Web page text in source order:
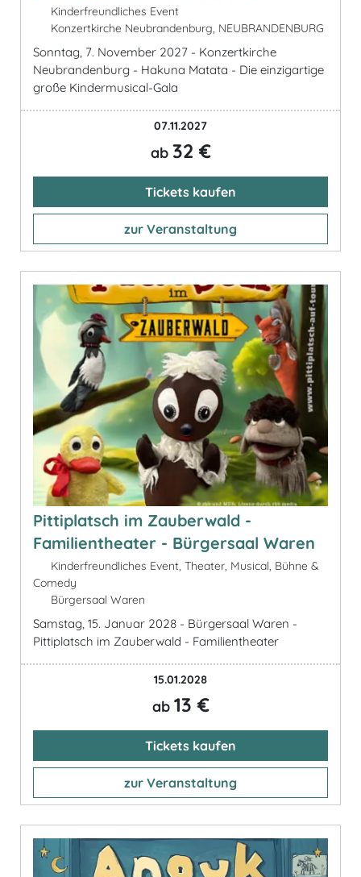
Kinderfreundliches Event
Konzertkirche Neubrandenburg, NEUBRANDENBURG
Sonntag, 7. November 2027 - Konzertkirche
Neubrandenburg - Hakuna Matata - Die einzigartige
große Kindermusical-Gala
07.11.2027
ab 32 €
Tickets kaufen
zur Veranstaltung
Pittiplatsch im Zauberwald -
Familientheater - Bürgersaal Waren
Kinderfreundliches Event, Theater, Musical, Bühne &
Comedy
Bürgersaal Waren
Samstag, 15. Januar 2028 - Bürgersaal Waren -
Pittiplatsch im Zauberwald - Familientheater
15.01.2028
ab 13 €
Tickets kaufen
zur Veranstaltung